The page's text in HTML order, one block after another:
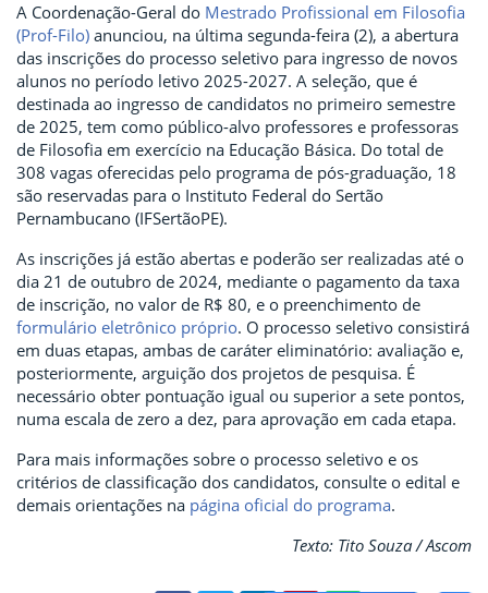
A Coordenação-Geral do Mestrado Profissional em Filosofia
(Prof-Filo) anunciou, na última segunda-feira (2), a abertura
das inscrições do processo seletivo para ingresso de novos
alunos no período letivo 2025-2027. A seleção, que é
destinada ao ingresso de candidatos no primeiro semestre
de 2025, tem como público-alvo professores e professoras
de Filosofia em exercício na Educação Básica. Do total de
308 vagas oferecidas pelo programa de pós-graduação, 18
são reservadas para o Instituto Federal do Sertão
Pernambucano (IFSertãoPE).
As inscrições já estão abertas e poderão ser realizadas até o
dia 21 de outubro de 2024, mediante o pagamento da taxa
de inscrição, no valor de R$ 80, e o preenchimento de
formulário eletrônico próprio. O processo seletivo consistirá
em duas etapas, ambas de caráter eliminatório: avaliação e,
posteriormente, arguição dos projetos de pesquisa. É
necessário obter pontuação igual ou superior a sete pontos,
numa escala de zero a dez, para aprovação em cada etapa.
Para mais informações sobre o processo seletivo e os
critérios de classificação dos candidatos, consulte o edital e
demais orientações na página oficial do programa.
Texto: Tito Souza / Ascom